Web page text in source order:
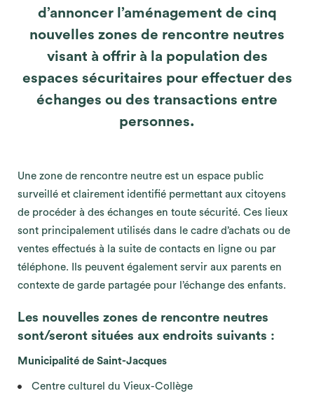
d’annoncer l’aménagement de cinq
nouvelles zones de rencontre neutres
visant à offrir à la population des
espaces sécuritaires pour effectuer des
échanges ou des transactions entre
personnes.
Une zone de rencontre neutre est un espace public
surveillé et clairement identifié permettant aux citoyens
de procéder à des échanges en toute sécurité. Ces lieux
sont principalement utilisés dans le cadre d’achats ou de
ventes effectués à la suite de contacts en ligne ou par
téléphone. Ils peuvent également servir aux parents en
contexte de garde partagée pour l’échange des enfants.
Les nouvelles zones de rencontre neutres
sont/seront situées aux endroits suivants :
Municipalité de Saint-Jacques
Centre culturel du Vieux-Collège